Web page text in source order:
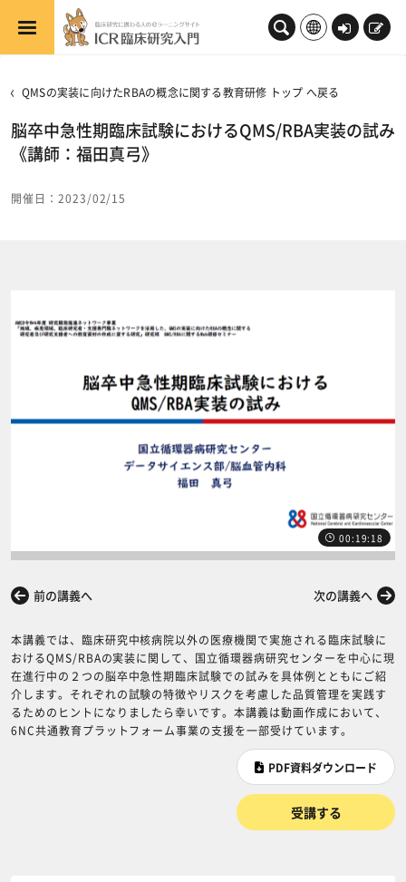
メインコンテンツへスキップする
ロ
ン
新
QMSの実装に向けたRBAの概念に関する教育研修 トップ へ戻る
脳卒中急性期臨床試験におけるQMS/RBA実装の試み
《講師：福田真弓》
開催日：2023/02/15
00:19:18
前の講義へ 次の講義へ
本講義では、臨床研究中核病院以外の医療機関で実施される臨床試験に
おけるQMS/RBAの実装に関して、国立循環器病研究センターを中心に現
在進行中の２つの脳卒中急性期臨床試験での試みを具体例とともにご紹
介します。それぞれの試験の特徴やリスクを考慮した品質管理を実践す
るためのヒントになりましたら幸いです。本講義は動画作成において、
6NC共通教育プラットフォーム事業の支援を一部受けています。
PDF資料ダウンロード
受講する